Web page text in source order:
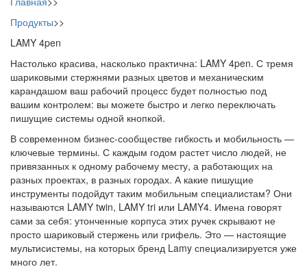
Продукты>>
LAMY 4pen
Настолько красива, насколько практична: LAMY 4pen. С тремя
шариковыми стержнями разных цветов и механическим
карандашом ваш рабочий процесс будет полностью под
вашим контролем: вы можете быстро и легко переключать
пишущие системы одной кнопкой.
В современном бизнес-сообществе гибкость и мобильность —
ключевые термины. С каждым годом растет число людей, не
привязанных к одному рабочему месту, а работающих на
разных проектах, в разных городах. А какие пишущие
инструменты подойдут таким мобильным специалистам? Они
называются LAMY twin, LAMY tri или LAMY4. Имена говорят
сами за себя: утонченные корпуса этих ручек скрывают не
просто шариковый стержень или грифель. Это — настоящие
мультисистемы, на которых бренд Lamy специализируется уже
много лет.